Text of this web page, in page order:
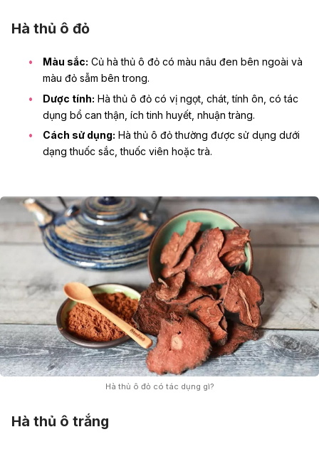
Hà thủ ô đỏ
Màu sắc: Củ hà thủ ô đỏ có màu nâu đen bên ngoài và
màu đỏ sẫm bên trong.
Dược tính: Hà thủ ô đỏ có vị ngọt, chát, tính ôn, có tác
dụng bổ can thận, ích tinh huyết, nhuận tràng.
Cách sử dụng: Hà thủ ô đỏ thường được sử dụng dưới
dạng thuốc sắc, thuốc viên hoặc trà.
Hà thủ ô đỏ có tác dụng gì?
Hà thủ ô trắng